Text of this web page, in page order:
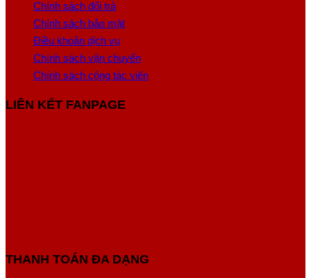
Chính sách đổi trả
Chính sách bảo mật
Điều khoản dịch vụ
Chính sách vận chuyển
Chính sách cộng tác viên
LIÊN KẾT FANPAGE
THANH TOÁN ĐA DẠNG